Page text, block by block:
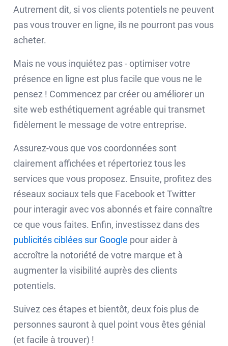
Autrement dit, si vos clients potentiels ne peuvent
pas vous trouver en ligne, ils ne pourront pas vous
acheter.
Mais ne vous inquiétez pas - optimiser votre
présence en ligne est plus facile que vous ne le
pensez ! Commencez par créer ou améliorer un
site web esthétiquement agréable qui transmet
fidèlement le message de votre entreprise.
Assurez-vous que vos coordonnées sont
clairement affichées et répertoriez tous les
services que vous proposez. Ensuite, profitez des
réseaux sociaux tels que Facebook et Twitter
pour interagir avec vos abonnés et faire connaître
ce que vous faites. Enfin, investissez dans des
publicités ciblées sur Google pour aider à
accroître la notoriété de votre marque et à
augmenter la visibilité auprès des clients
potentiels.
Suivez ces étapes et bientôt, deux fois plus de
personnes sauront à quel point vous êtes génial
(et facile à trouver) !